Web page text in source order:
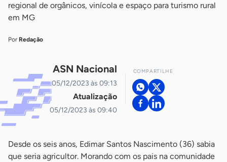
regional de orgânicos, vinícola e espaço para turismo rural
em MG
Por Redação
ASN Nacional
05/12/2023 às 09:13
Atualização
05/12/2023 às 09:40
COMPARTILHE
Desde os seis anos, Edimar Santos Nascimento (36) sabia
que seria agricultor. Morando com os pais na comunidade